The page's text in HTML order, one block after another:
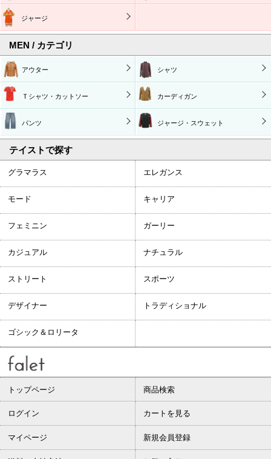
ジャージ
MEN / カテゴリ
アウター シャツ
Ｔシャツ・カットソー カーディガン
パンツ ジャージ・スウェット
テイストで探す
グラマラス エレガンス
モード キャリア
フェミニン ガーリー
カジュアル ナチュラル
ストリート スポーツ
デザイナー トラディショナル
ゴシック＆ロリータ
トップページ 商品検索
ログイン カートを見る
マイページ 新規会員登録